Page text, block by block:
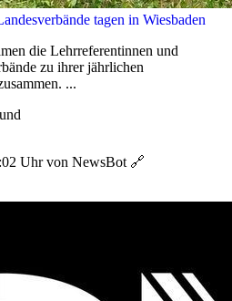
tagen in Wiesbaden
die Lehrreferentinnen und
zu ihrer jährlichen
...
Uhr von NewsBot 🔗